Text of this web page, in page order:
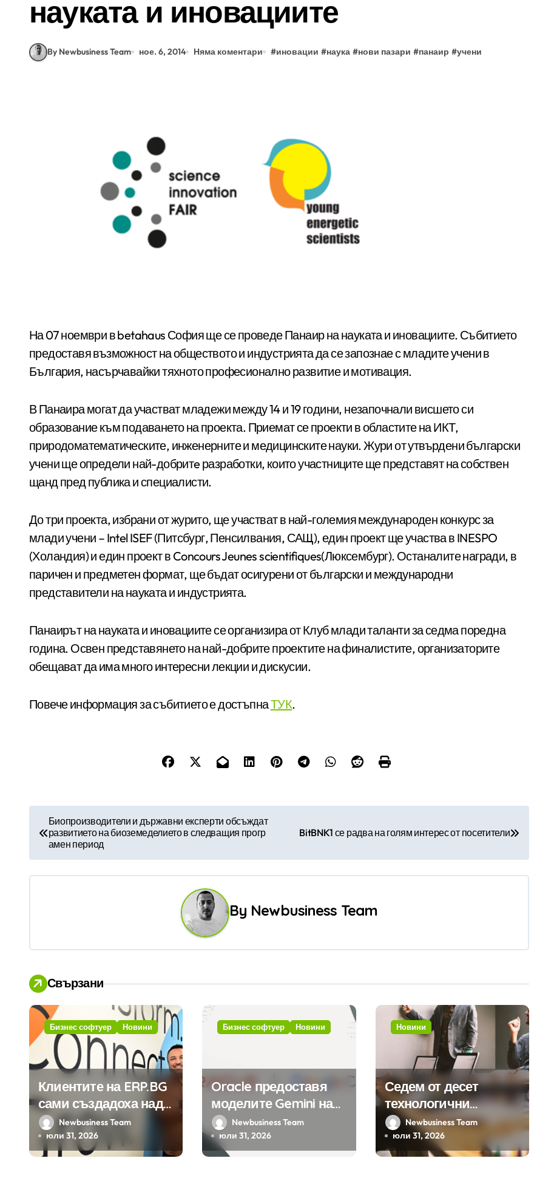
науката и иновациите
By Newbusiness Team ное. 6, 2014 Няма коментари #иновации #наука #нови пазари #панаир #учени
На 07 ноември в betahaus София ще се проведе Панаир на науката и иновациите. Събитието
предоставя възможност на обществото и индустрията да се запознае с младите учени в
България, насърчавайки тяхното професионално развитие и мотивация.
В Панаира могат да участват младежи между 14 и 19 години, незапочнали висшето си
образование към подаването на проекта. Приемат се проекти в областите на ИКТ,
природоматематическите, инженерните и медицинските науки. Жури от утвърдени български
учени ще определи най-добритe разработки, които участниците ще представят на собствен
щанд пред публика и специалисти.
До три проекта, избрани от журито, ще участват в най-големия международен конкурс за
млади учени – Intel ISEF (Питсбург, Пенсилвания, САЩ), един проект ще участва в INESPO
(Холандия) и един проект в Concours Jeunes scientifiques(Люксембург). Останалите награди, в
паричен и предметен формат, ще бъдат осигурени от български и международни
представители на науката и индустрията.
Панаирът на науката и иновациите се организира от Клуб млади таланти за седма поредна
година. Освен представянето на най-добрите проектите на финалистите, организаторите
обещават да има много интересни лекции и дискусии.
Повече информация за събитието е достъпнаТУК.
в
а
и
я
Биопроизводители и държавни експерти обсъждат
развитието на биоземеделието в следващия прогр
амен период
BitBNK1 се радва на голям интерес от посетители
By Newbusiness Team
Свързани
Бизнес софтуер Новини
Клиентите на ERP.BG
сами създадоха над
450 приложения за
ERP системата с
помощта на
Newbusiness Team
юли 31, 2026
Бизнес софтуер Новини
Oracle предоставя
моделите Gemini на
Google на хиляди
клиенти на бизнес
приложения
Newbusiness Team
юли 31, 2026
Новини
Седем от десет
технологични
компании у нас
предлагат хибридна
работа
Newbusiness Team
юли 31, 2026